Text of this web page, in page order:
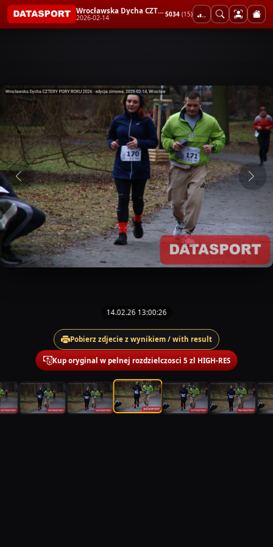
Wrocławska Dycha CZTERY PORY ROKU 2026 - edycja zimowa
2026-02-14 5034 (15)
14.02.26 13:00:26
Pobierz zdjecie z wynikiem / with result
Kup oryginal w pelnej rozdzielczosci 5 zl HIGH-RES